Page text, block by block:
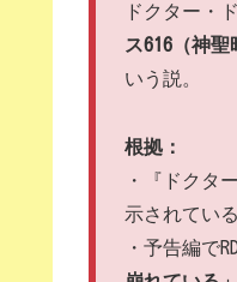
ドクター・
ス616（神
いう説。
根拠：
・『ドクタ
示されている
・予告編で